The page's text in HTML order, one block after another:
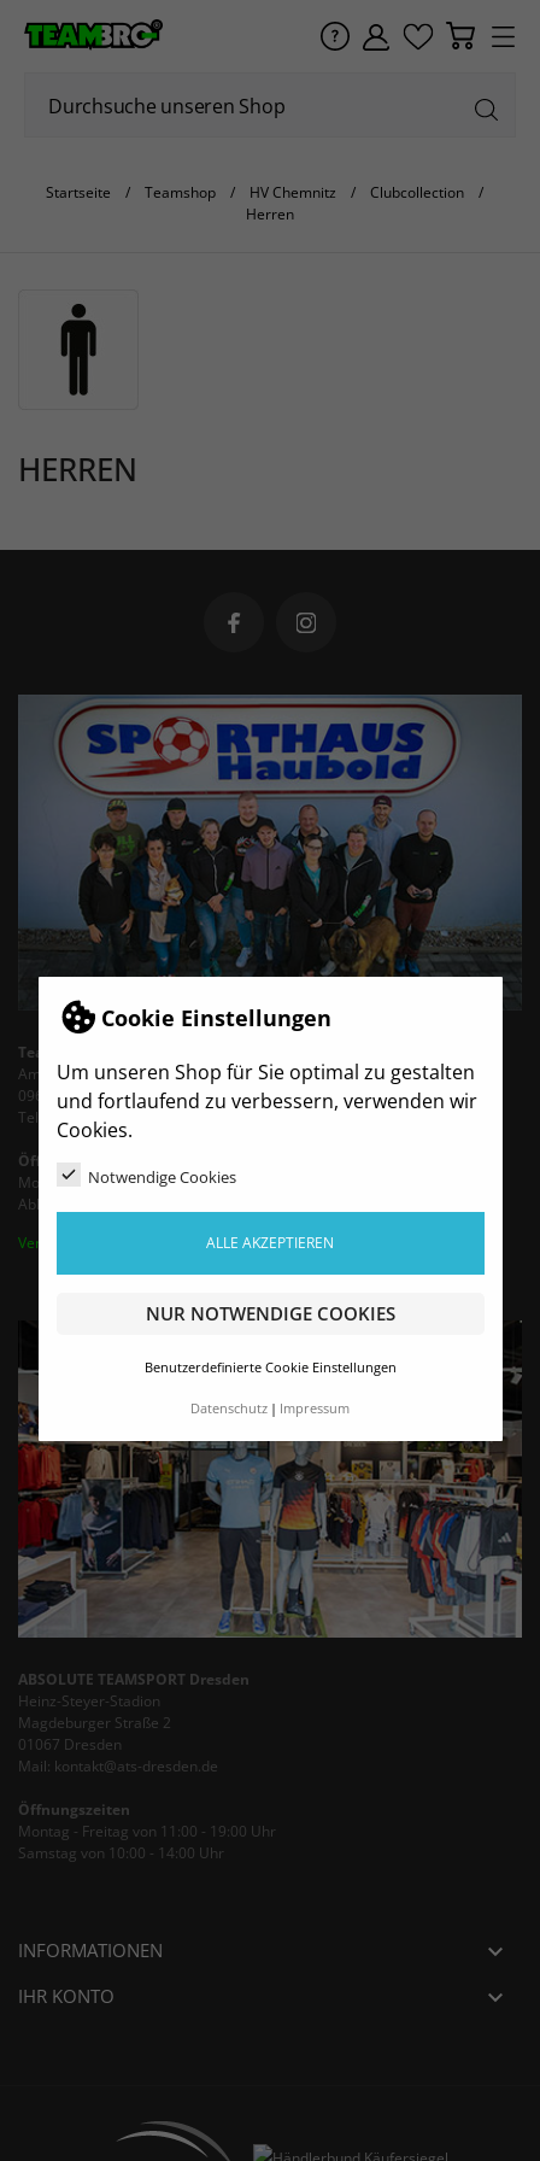
Cookie Einstellungen
Um unseren Shop für Sie optimal zu gestalten
und fortlaufend zu verbessern, verwenden wir
Cookies.
Notwendige Cookies
ALLE AKZEPTIEREN
NUR NOTWENDIGE COOKIES
Benutzerdefinierte Cookie Einstellungen
Datenschutz Impressum
Startseite Teamshop HV Chemnitz
Clubcollection
Herren
HERREN
TeamBro - Sporthaus Haubold
Am Wasserturm 6
09603 Siebenlehn
Tel.: +49 35242 - 66683 (Mo-Fr 9-13 Uhr)
Öffnungszeiten
Montag - Freitag von 9:00 - 16:00 Uhr
Abholung / Termine nach Vereinbarung bis 18 Uhr
Vertrag widerrufen
ABSOLUTE TEAMSPORT Dresden
Heinz-Steyer-Stadion
Magdeburger Straße 2
01067 Dresden
Mail: kontakt@ats-dresden.de
Öffnungszeiten
Montag - Freitag von 11:00 - 19:00 Uhr
Samstag von 10:00 - 14:00 Uhr
INFORMATIONEN 
IHR KONTO 